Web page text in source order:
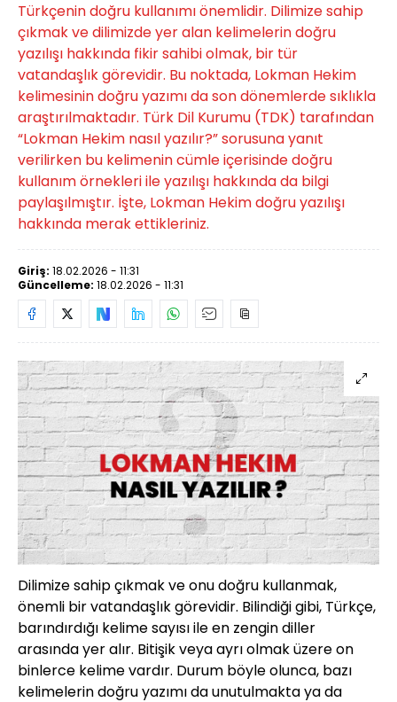
Türkçenin doğru kullanımı önemlidir. Dilimize sahip
çıkmak ve dilimizde yer alan kelimelerin doğru
yazılışı hakkında fikir sahibi olmak, bir tür
vatandaşlık görevidir. Bu noktada, Lokman Hekim
kelimesinin doğru yazımı da son dönemlerde sıklıkla
araştırılmaktadır. Türk Dil Kurumu (TDK) tarafından
“Lokman Hekim nasıl yazılır?” sorusuna yanıt
verilirken bu kelimenin cümle içerisinde doğru
kullanım örnekleri ile yazılışı hakkında da bilgi
paylaşılmıştır. İşte, Lokman Hekim doğru yazılışı
hakkında merak ettikleriniz.
Giriş: 18.02.2026 - 11:31
Güncelleme: 18.02.2026 - 11:31
Dilimize sahip çıkmak ve onu doğru kullanmak,
önemli bir vatandaşlık görevidir. Bilindiği gibi, Türkçe,
barındırdığı kelime sayısı ile en zengin diller
arasında yer alır. Bitişik veya ayrı olmak üzere on
binlerce kelime vardır. Durum böyle olunca, bazı
kelimelerin doğru yazımı da unutulmakta ya da